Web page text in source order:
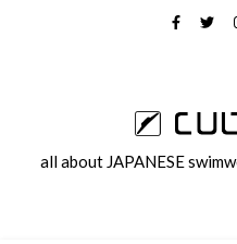
all about JAPANESE